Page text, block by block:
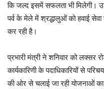
कि जल्द इसमें सफलता भी मिलेगी।
पर्व के मेले में श्रद्धालुओं को हवाई सेवा
कर रही है।
प्रभारी मंत्रीने शनिवार को लक्सर
कार्यकारिणी के पदाधिकारियों से
की ओर से चलाई जा रही योजनाओं का